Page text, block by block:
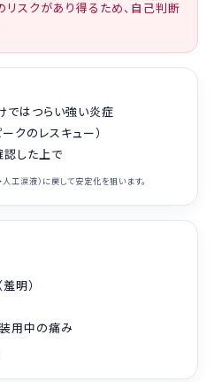
リスクがあり得るため、自己判断
ではつらい強い炎症
クのレスキュー）
認した上で
工涙液）に戻して安定化を狙います。
明）
用中の痛み